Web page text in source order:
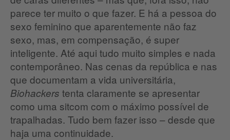
parece ter muito o que fazer. E há a pessoa do
sexo feminino que aparentemente não faz
sexo, mas, em compensação, é super
inteligente. Até aqui tudo muito simples e nada
contemporâneo. Nas cenas da república e nas
que documentam a vida universitária,
Biohackers tenta claramente se apresentar
como uma sitcom com o máximo possível de
trapalhadas. Tudo bem fazer isso – desde que
haja uma continuidade.